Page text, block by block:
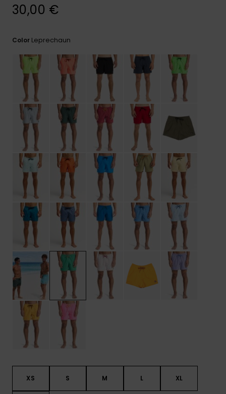
Consultar
las FAQ
30,00 €
Color Leprechaun
XS S M L XL